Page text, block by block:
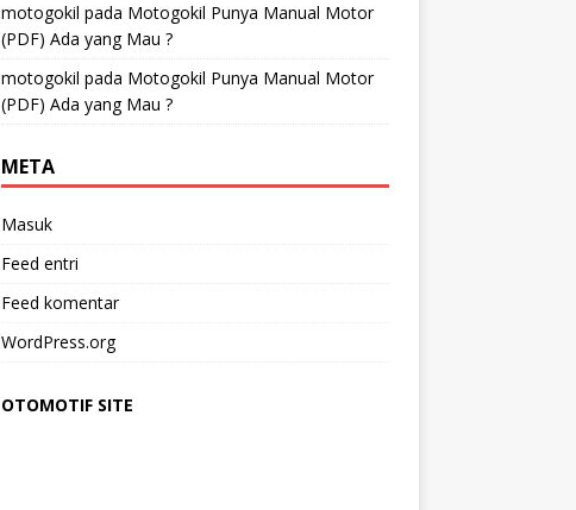
motogokil pada Motogokil Punya Manual Motor
(PDF) Ada yang Mau ?
motogokil pada Motogokil Punya Manual Motor
(PDF) Ada yang Mau ?
META
Masuk
Feed entri
Feed komentar
WordPress.org
OTOMOTIF SITE